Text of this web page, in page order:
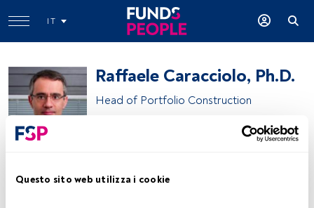
Questo sito web utilizza i cookie
IT
Raffaele Caracciolo, Ph.D.
Head of Portfolio Construction
Condividi: